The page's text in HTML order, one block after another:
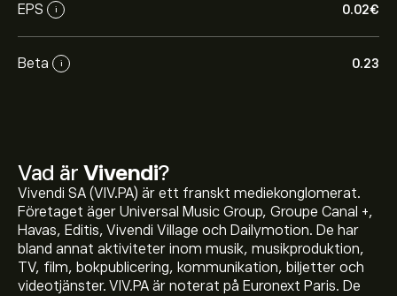
EPS i 0.02‎€‎
Beta i 0.23
Vad är Vivendi?
Vivendi SA (VIV.PA) är ett franskt mediekonglomerat.
Företaget äger Universal Music Group, Groupe Canal +,
Havas, Editis, Vivendi Village och Dailymotion. De har
bland annat aktiviteter inom musik, musikproduktion,
TV, film, bokpublicering, kommunikation, biljetter och
videotjänster. VIV.PA är noterat på Euronext Paris. De